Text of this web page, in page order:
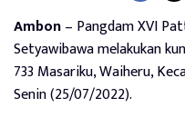
Ambon– Pangdam XVI
Setyawibawa melakukan
733 Masariku, Waiheru,
Senin (25/07/2022).